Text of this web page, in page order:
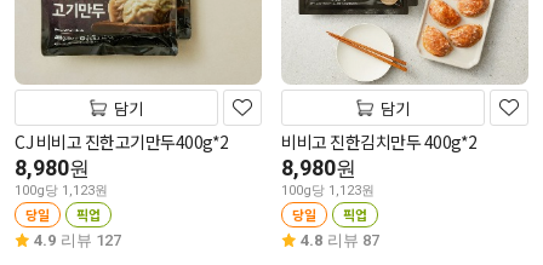
담기
CJ 비비고 진한고기만두400g*2
8,980원
100g당 1,123원
당일 픽업
4.9 리뷰 127
담기
비비고 진한김치만두 400g*2
8,980원
100g당 1,123원
당일 픽업
4.8 리뷰 87